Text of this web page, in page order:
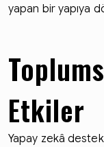
yapan bir yapıya
Etkiler
Yapay zekâ